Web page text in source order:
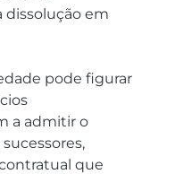
em
pode figurar
a admitir o
que